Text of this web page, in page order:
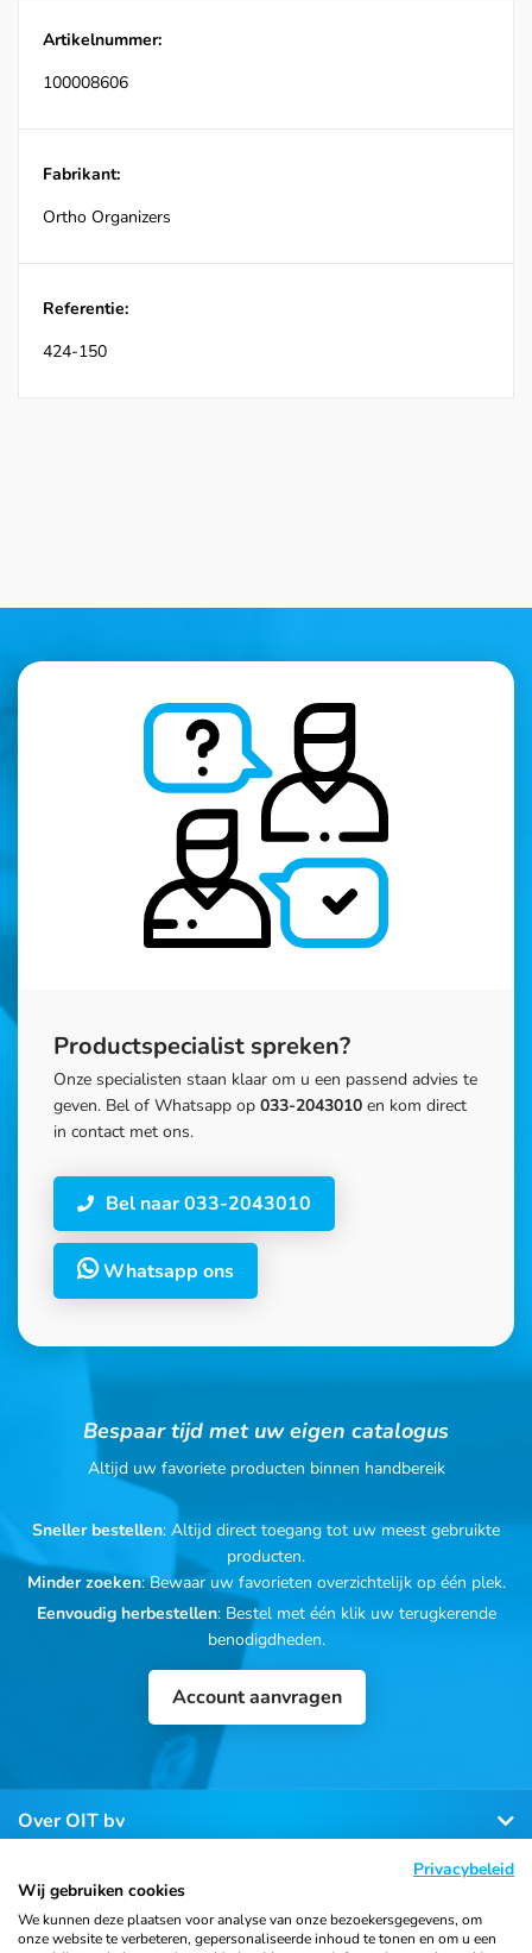
Artikelnummer:
100008606
Fabrikant:
Ortho Organizers
Referentie:
424-150
Productspecialist spreken?
Onze specialisten staan klaar om u een passend advies te
geven. Bel of Whatsapp op 033-2043010 en kom direct
in contact met ons.
Bel naar 033-2043010
Whatsapp ons
Bespaar tijd met uw eigen catalogus
Altijd uw favoriete producten binnen handbereik
Sneller bestellen: Altijd direct toegang tot uw meest gebruikte
producten.
Minder zoeken: Bewaar uw favorieten overzichtelijk op één plek.
Eenvoudig herbestellen: Bestel met één klik uw terugkerende
benodigdheden.
Account aanvragen
Over OIT bv
Klantenservice
Privacybeleid
Wij gebruiken cookies
We kunnen deze plaatsen voor analyse van onze bezoekersgegevens, om
onze website te verbeteren, gepersonaliseerde inhoud te tonen en om u een